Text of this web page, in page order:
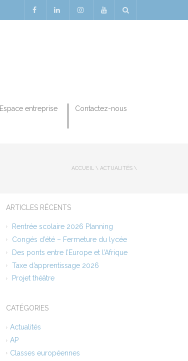
Espace entreprise Contactez-nous
ACCUEIL \ ACTUALITÉS \
ARTICLES RÉCENTS
Rentrée scolaire 2026 Planning
Congés d’été – Fermeture du lycée
Des ponts entre l’Europe et l’Afrique
Taxe d’apprentissage 2026
Projet théâtre
CATÉGORIES
Actualités
AP
Classes européennes